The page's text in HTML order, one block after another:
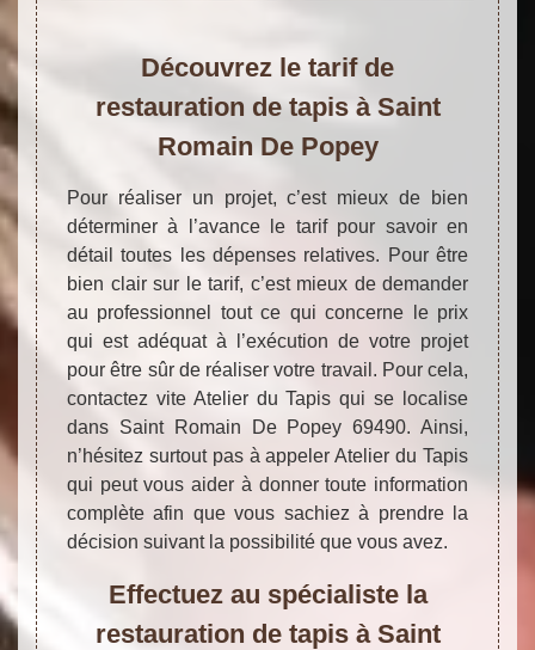
Découvrez le tarif de
restauration de tapis à Saint
Romain De Popey
Pour réaliser un projet, c’est mieux de bien
déterminer à l’avance le tarif pour savoir en
détail toutes les dépenses relatives. Pour être
bien clair sur le tarif, c’est mieux de demander
au professionnel tout ce qui concerne le prix
qui est adéquat à l’exécution de votre projet
pour être sûr de réaliser votre travail. Pour cela,
contactez vite Atelier du Tapis qui se localise
dans Saint Romain De Popey 69490. Ainsi,
n’hésitez surtout pas à appeler Atelier du Tapis
qui peut vous aider à donner toute information
complète afin que vous sachiez à prendre la
décision suivant la possibilité que vous avez.
Effectuez au spécialiste la
restauration de tapis à Saint